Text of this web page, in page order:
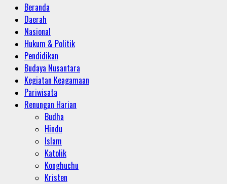
Primary
Menu
Beranda
Daerah
Nasional
Hukum & Politik
Pendidikan
Budaya Nusantara
Kegiatan Keagamaan
Pariwisata
Renungan Harian
Budha
Hindu
Islam
Katolik
Konghuchu
Kristen